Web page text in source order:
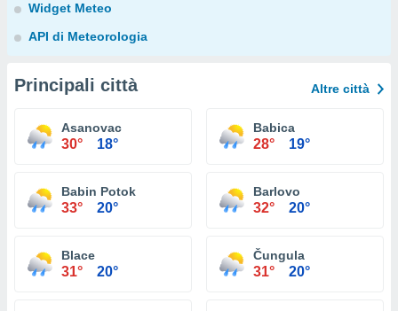
Widget Meteo
API di Meteorologia
Principali città Altre città
Asanovac
30° 18°
Babica
28° 19°
Babin Potok
33° 20°
Barlovo
32° 20°
Blace
31° 20°
Čungula
31° 20°